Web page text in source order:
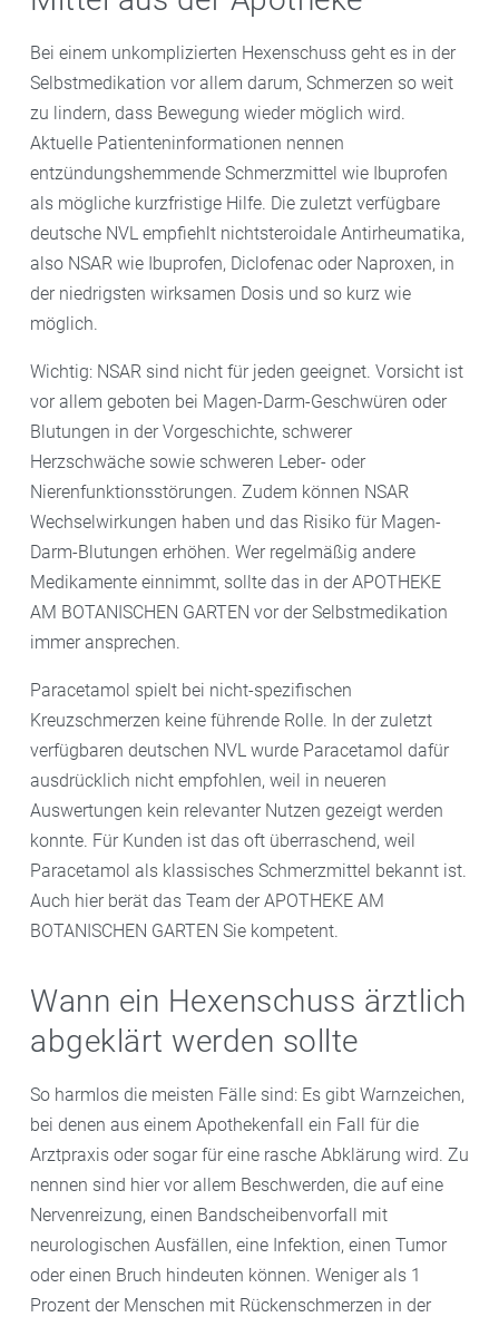
Bei einem unkomplizierten Hexenschuss geht es in der
Selbstmedikation vor allem darum, Schmerzen so weit
zu lindern, dass Bewegung wieder möglich wird.
Aktuelle Patienteninformationen nennen
entzündungshemmende Schmerzmittel wie Ibuprofen
als mögliche kurzfristige Hilfe. Die zuletzt verfügbare
deutsche NVL empfiehlt nichtsteroidale Antirheumatika,
also NSAR wie Ibuprofen, Diclofenac oder Naproxen, in
der niedrigsten wirksamen Dosis und so kurz wie
möglich.
Wichtig: NSAR sind nicht für jeden geeignet. Vorsicht ist
vor allem geboten bei Magen-Darm-Geschwüren oder
Blutungen in der Vorgeschichte, schwerer
Herzschwäche sowie schweren Leber- oder
Nierenfunktionsstörungen. Zudem können NSAR
Wechselwirkungen haben und das Risiko für Magen-
Darm-Blutungen erhöhen. Wer regelmäßig andere
Medikamente einnimmt, sollte das in der APOTHEKE
AM BOTANISCHEN GARTEN vor der Selbstmedikation
immer ansprechen.
Paracetamol spielt bei nicht-spezifischen
Kreuzschmerzen keine führende Rolle. In der zuletzt
verfügbaren deutschen NVL wurde Paracetamol dafür
ausdrücklich nicht empfohlen, weil in neueren
Auswertungen kein relevanter Nutzen gezeigt werden
konnte. Für Kunden ist das oft überraschend, weil
Paracetamol als klassisches Schmerzmittel bekannt ist.
Auch hier berät das Team der APOTHEKE AM
BOTANISCHEN GARTEN Sie kompetent.
Wann ein Hexenschuss ärztlich
abgeklärt werden sollte
So harmlos die meisten Fälle sind: Es gibt Warnzeichen,
bei denen aus einem Apothekenfall ein Fall für die
Arztpraxis oder sogar für eine rasche Abklärung wird. Zu
nennen sind hier vor allem Beschwerden, die auf eine
Nervenreizung, einen Bandscheibenvorfall mit
neurologischen Ausfällen, eine Infektion, einen Tumor
oder einen Bruch hindeuten können. Weniger als 1
Prozent der Menschen mit Rückenschmerzen in der